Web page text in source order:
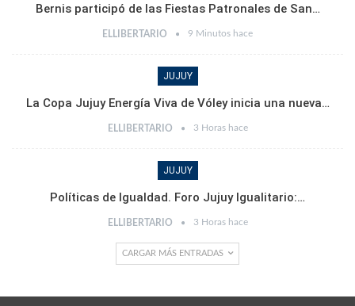
Bernis participó de las Fiestas Patronales de San…
ELLIBERTARIO 9 Minutos hace
JUJUY
La Copa Jujuy Energía Viva de Vóley inicia una nueva…
ELLIBERTARIO 3 Horas hace
JUJUY
Políticas de Igualdad. Foro Jujuy Igualitario:…
ELLIBERTARIO 3 Horas hace
CARGAR MÁS ENTRADAS